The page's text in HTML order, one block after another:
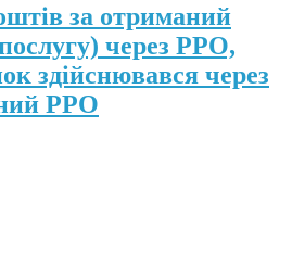
за отриманий
через РРО,
здійснювався через
РРО